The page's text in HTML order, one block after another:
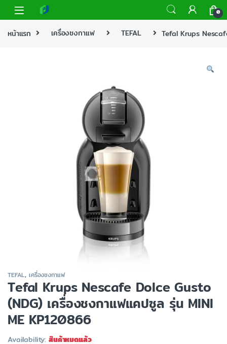
0
หน้าแรก เครื่องชงกาแฟ TEFAL Tefal Krups
TEFAL,เครื่องชงกาแฟ
Tefal Krups Nescafe Dolce Gusto
(NDG) เครื่องชงกาแฟแคปซูล รุ่น MINI
ME KP120866
Availability:สินค้าหมดแล้ว